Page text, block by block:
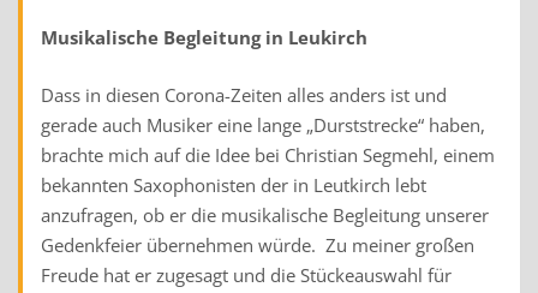
Musikalische Begleitung in Leukirch
Dass in diesen Corona-Zeiten alles anders ist und
gerade auch Musiker eine lange „Durststrecke“ haben,
brachte mich auf die Idee bei Christian Segmehl, einem
bekannten Saxophonisten der in Leutkirch lebt
anzufragen, ob er die musikalische Begleitung unserer
Gedenkfeier übernehmen würde. Zu meiner großen
Freude hat er zugesagt und die Stückeauswahl für